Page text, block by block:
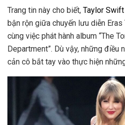
Trang tin này cho biết, Taylor Swift
bận rộn giữa chuyến lưu diễn
cùng việc phát hành album “The
Department”. Dù vậy, những điều
cản cô bắt tay vào thực hiện